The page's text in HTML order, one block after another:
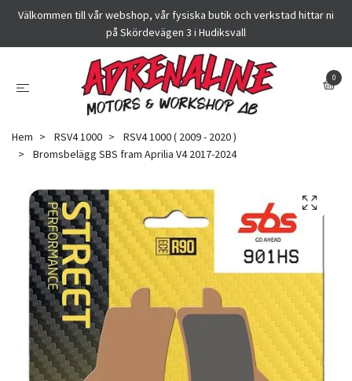
Välkommen till vår webshop, vår fysiska butik och verkstad hittar ni
på Skördevägen 3 i Hudiksvall
0
Hem RSV4 1000
RSV4 1000 ( 2009 - 2020 )
Bromsbelägg SBS fram Aprilia V4 2017-2024